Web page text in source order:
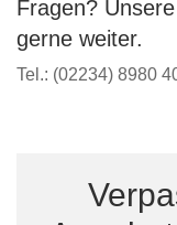
Fragen?
gerne weiter.
Tel.: (02234) 8980